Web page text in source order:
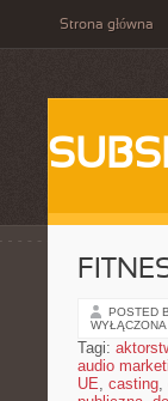
Strona główna
POSTED
WYŁĄCZONA
Tagi:
audio
UE, casting,